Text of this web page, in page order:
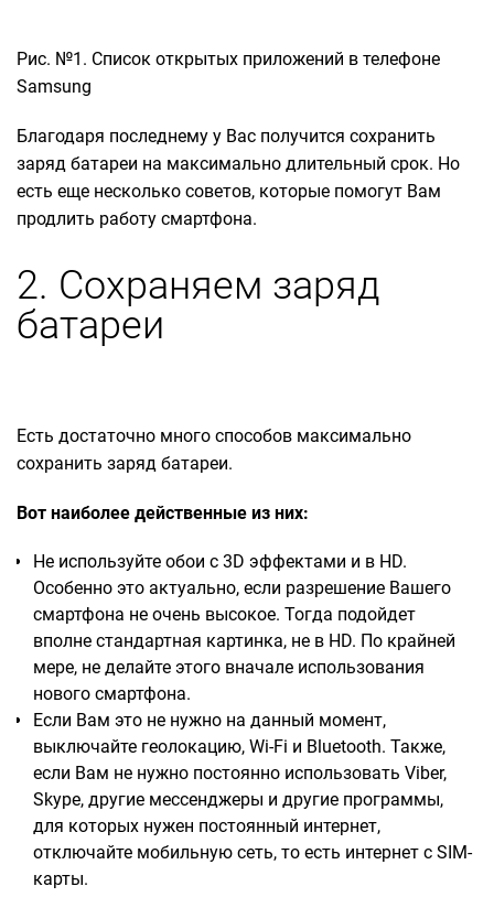
Рис. №1. Список открытых приложений в телефоне
Samsung
Благодаря последнему у Вас получится сохранить
заряд батареи на максимально длительный срок. Но
есть еще несколько советов, которые помогут Вам
продлить работу смартфона.
2. Сохраняем заряд
батареи
Есть достаточно много способов максимально
сохранить заряд батареи.
Вот наиболее действенные из них:
Не используйте обои с 3D эффектами и в HD.
Особенно это актуально, если разрешение Вашего
смартфона не очень высокое. Тогда подойдет
вполне стандартная картинка, не в HD. По крайней
мере, не делайте этого вначале использования
нового смартфона.
Если Вам это не нужно на данный момент,
выключайте геолокацию, Wi-Fi и Bluetooth. Также,
если Вам не нужно постоянно использовать Viber,
Skype, другие мессенджеры и другие программы,
для которых нужен постоянный интернет,
отключайте мобильную сеть, то есть интернет с SIM-
карты.